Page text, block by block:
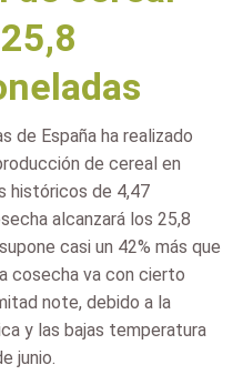
de España ha realizado
de cereal en
históricos de 4,47
alcanzará los 25,8
casi un 42% más que
cosecha va con cierto
note, debido a la
y las bajas temperatura
junio.